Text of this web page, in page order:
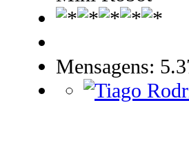
Mensagens: